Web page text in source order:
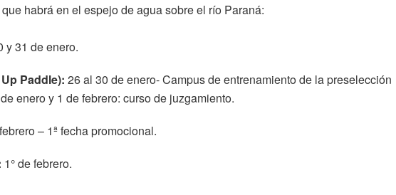
habrá en el espejo de agua sobre el río Paraná:
y 31 de enero.
Paddle): 26 al 30 de enero- Campus de entrenamiento de la preselección
enero y 1 de febrero: curso de juzgamiento.
– 1ª fecha promocional.
1° de febrero.